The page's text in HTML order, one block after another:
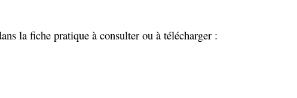
la fiche pratique à consulter ou à télécharger :